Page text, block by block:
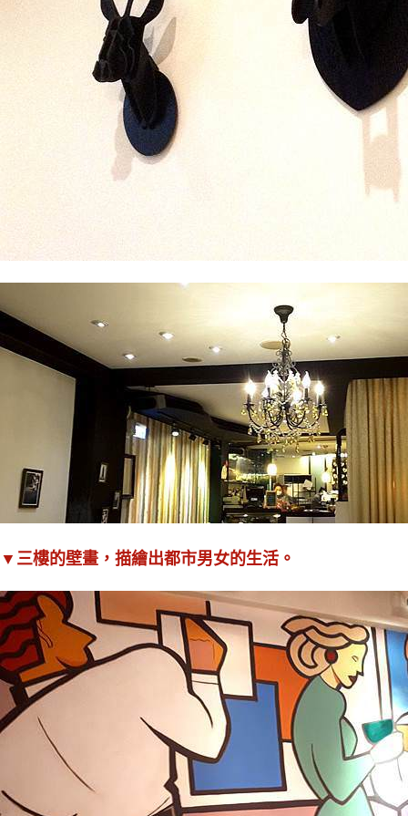
▼三樓的壁畫，描繪出都市男女的生活。